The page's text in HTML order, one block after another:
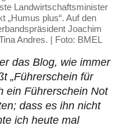
Landwirtschaftsminister
„Humus plus“. Auf den
Joachim
Andres. | Foto: BMEL
das Blog, wie immer
„Führerschein für
ein Führerschein Not
dass es ihn nicht
ich heute mal